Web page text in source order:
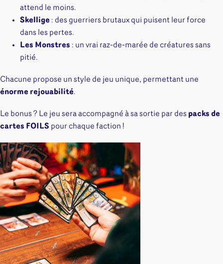
attend le moins.
Skellige : des guerriers brutaux qui puisent leur force
dans les pertes.
Les Monstres : un vrai raz-de-marée de créatures sans
pitié.
Chacune propose un style de jeu unique, permettant une
énorme rejouabilité.
Le bonus ? Le jeu sera accompagné à sa sortie par des packs de
cartes FOILS pour chaque faction !